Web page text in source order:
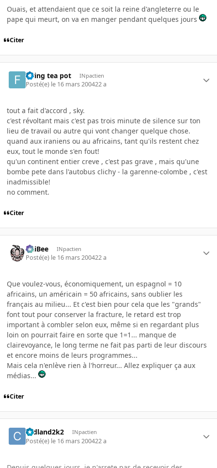
Ouais, et attendaient que ce soit la reine d'angleterre ou le
pape qui meurt, on va en manger pendant quelques jours
Citer
flying tea pot INpactien
Posté(e) le 16 mars 200422 a
tout a fait d'accord , sky.
c'est révoltant mais c'est pas trois minute de silence sur ton
lieu de travail ou autre qui vont changer quelque chose.
quand aux iraniens ou au africains, tant qu'ils restent chez
eux, tout le monde s'en fout!
qu'un continent entier creve , c'est pas grave , mais qu'une
bombe pete dans l'autobus clichy - la garenne-colombe , c'est
inadmissible!
no comment.
Citer
PhiBee INpactien
Posté(e) le 16 mars 200422 a
Que voulez-vous, économiquement, un espagnol = 10
africains, un américain = 50 africains, sans oublier les
français au milieu... Et c'est bien pour cela que les "grands"
font tout pour conserver la fracture, le retard est trop
important à combler selon eux, même si en regardant plus
loin on pourrait faire en sorte que 1=1... manque de
clairevoyance, le long terme ne fait pas parti de leur discours
et encore moins de leurs programmes...
Mais cela n'enlève rien à l'horreur... Allez expliquer ça aux
médias...
Citer
cedland2k2 INpactien
Posté(e) le 16 mars 200422 a